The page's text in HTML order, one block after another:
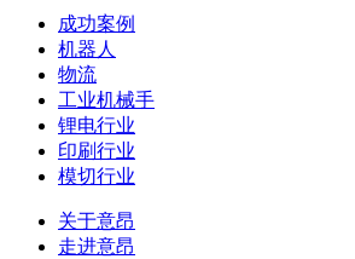
成功案例
机器人
物流
工业机械手
锂电行业
印刷行业
模切行业
关于意昂
走进意昂